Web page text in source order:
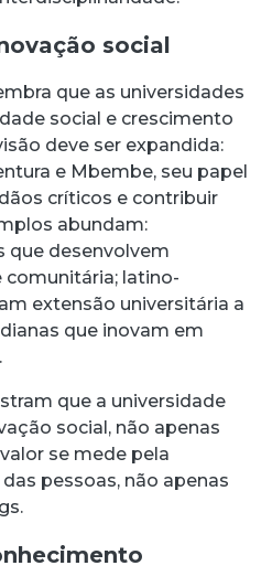
social
que as universidades
social e crescimento
deve ser expandida:
e Mbembe, seu papel
críticos e contribuir
abundam:
que desenvolvem
comunitária; latino-
extensão universitária a
que inovam em
que a universidade
social, não apenas
se mede pela
pessoas, não apenas